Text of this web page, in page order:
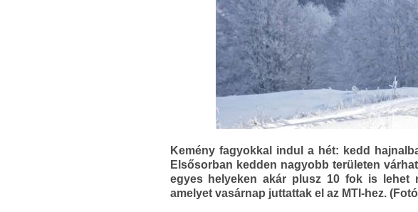
Kemény fagyokkal indul a hét: kedd
Elsősorban kedden nagyobb területen
egyes helyeken akár plusz 10 fok is lehet
amelyet vasárnap juttattak el az MTI-hez.